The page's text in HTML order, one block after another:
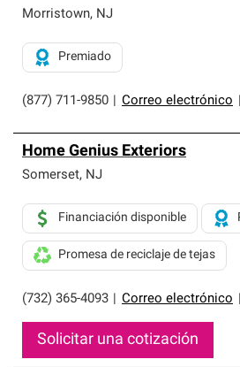
Morristown, NJ
(877) 711-9850 Correo electrónico
Premiado
Home Genius Exteriors
Somerset, NJ
(732) 365-4093 Correo electrónico
Financiación disponible
Promesa de reciclaje de tejas
Solicitar una cotización